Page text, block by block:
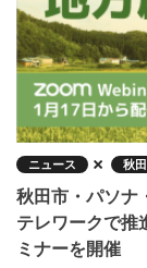
ニュース 秋田
秋田市・パソナ
テレワークで推
ミナーを開催